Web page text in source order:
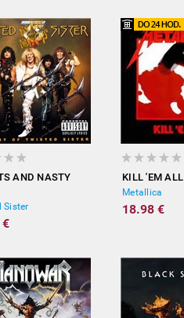
AND NASTY
Sister
€
KILL 'EM ALL
Metallica
18.98 €